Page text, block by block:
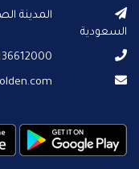
السعودية